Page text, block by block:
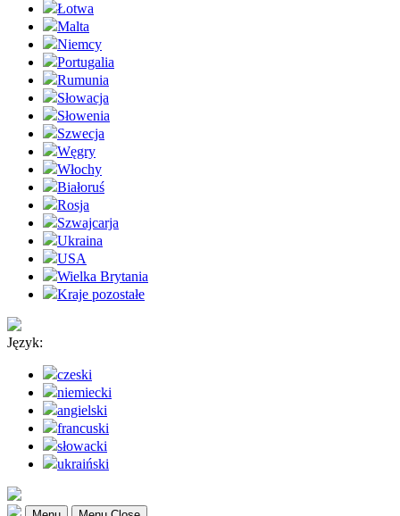
Łotwa
Malta
Niemcy
Portugalia
Rumunia
Słowacja
Słowenia
Szwecja
Węgry
Włochy
Białoruś
Rosja
Szwajcarja
Ukraina
USA
Wielka Brytania
Kraje pozostałe
Język:
czeski
niemiecki
angielski
francuski
słowacki
ukraiński